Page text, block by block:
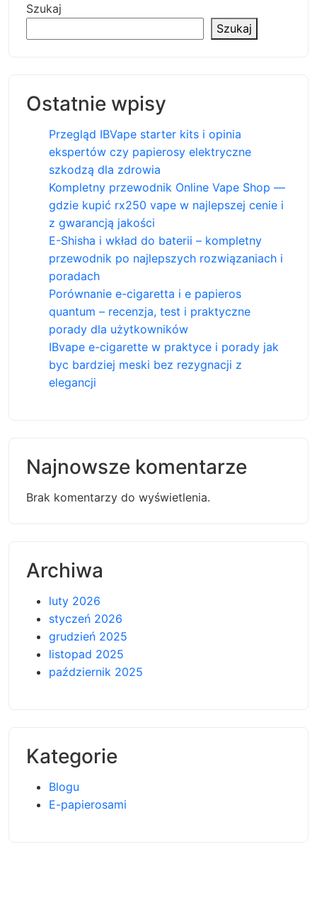
Szukaj
Szukaj
Ostatnie wpisy
Przegląd IBVape starter kits i opinia
ekspertów czy papierosy elektryczne
szkodzą dla zdrowia
Kompletny przewodnik Online Vape Shop —
gdzie kupić rx250 vape w najlepszej cenie i
z gwarancją jakości
E-Shisha i wkład do baterii – kompletny
przewodnik po najlepszych rozwiązaniach i
poradach
Porównanie e-cigaretta i e papieros
quantum – recenzja, test i praktyczne
porady dla użytkowników
IBvape e-cigarette w praktyce i porady jak
byc bardziej meski bez rezygnacji z
elegancji
Najnowsze komentarze
Brak komentarzy do wyświetlenia.
Archiwa
luty 2026
styczeń 2026
grudzień 2025
listopad 2025
październik 2025
Kategorie
Blogu
E-papierosami